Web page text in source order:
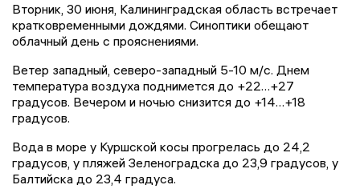
Вторник, 30 июня, Калининградская область встречает
кратковременными дождями. Синоптики обещают
облачный день с прояснениями.
Ветер западный, северо-западный 5-10 м/с. Днем
температура воздуха поднимется до +22…+27
градусов. Вечером и ночью снизится до +14…+18
градусов.
Вода в море у Куршской косы прогрелась до 24,2
градусов, у пляжей Зеленоградска до 23,9 градусов, у
Балтийска до 23,4 градуса.